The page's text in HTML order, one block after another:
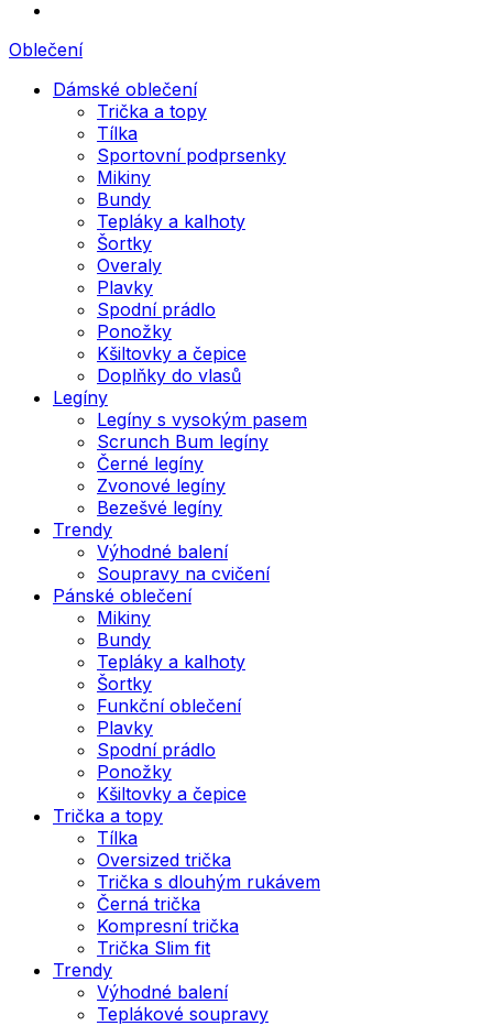
Oblečení
Dámské oblečení
Trička a topy
Tílka
Sportovní podprsenky
Mikiny
Bundy
Tepláky a kalhoty
Šortky
Overaly
Plavky
Spodní prádlo
Ponožky
Kšiltovky a čepice
Doplňky do vlasů
Legíny
Legíny s vysokým pasem
Scrunch Bum legíny
Černé legíny
Zvonové legíny
Bezešvé legíny
Trendy
Výhodné balení
Soupravy na cvičení
Pánské oblečení
Mikiny
Bundy
Tepláky a kalhoty
Šortky
Funkční oblečení
Plavky
Spodní prádlo
Ponožky
Kšiltovky a čepice
Trička a topy
Tílka
Oversized trička
Trička s dlouhým rukávem
Černá trička
Kompresní trička
Trička Slim fit
Trendy
Výhodné balení
Teplákové soupravy